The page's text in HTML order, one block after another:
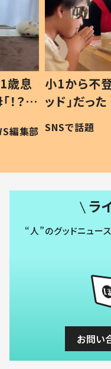
歳息
？」
編集部
小1から不
ッド」だっ
作り続け
#令和の子
SNSで話題
ラ
“人”のグッドニュー
お問い